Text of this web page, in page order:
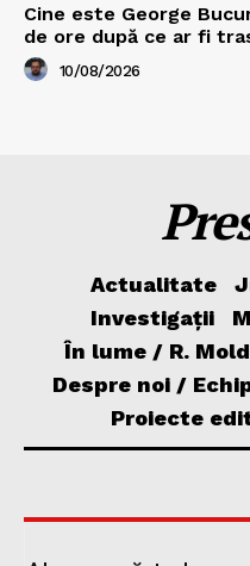
Cine este George
de ore după ce ar fi
10/08/2026
Actualitate
Investigații
În lume / R.
Despre noi /
Proiecte